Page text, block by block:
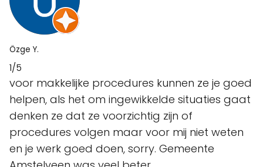
Özge Y.
1/5
voor makkelijke procedures kunnen ze je goed
helpen, als het om ingewikkelde situaties gaat
denken ze dat ze voorzichtig zijn of
procedures volgen maar voor mij niet weten
en je werk goed doen, sorry. Gemeente